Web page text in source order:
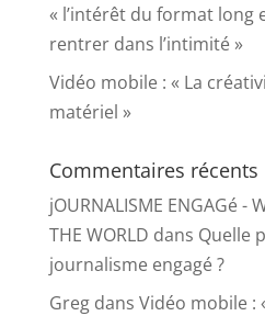
« l’intérêt du format long
rentrer dans l’intimité »
Vidéo mobile : « La
matériel »
Commentaires récents
jOURNALISME ENGAGé -
THE WORLD dans Quelle
journalisme engagé ?
Gregdans Vidéo mobile :